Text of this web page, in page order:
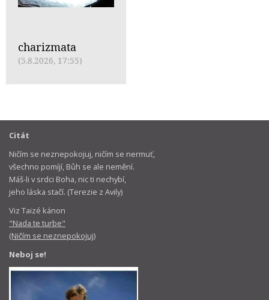
charizmata
(5.8.2026, 17:55)
Citát
Ničím se neznepokojuj, ničím se nermuť,
všechno pomíjí, Bůh se ale nemění.
Máš-li v srdci Boha, nic ti nechybí,
jeho láska stačí. (Terezie z Avily)
Viz Taizé kánon
"Nada te turbe"
(Ničím se neznepokojuj)
Neboj se!